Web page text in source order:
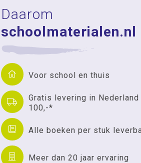
Daarom
schoolmaterialen.nl
Voor school en thuis
Gratis levering in Nederland
100,-*
Alle boeken per stuk
Meer dan 20 jaar ervaring